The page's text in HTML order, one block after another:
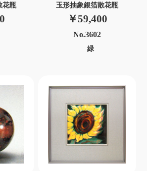
花瓶 玉形抽象銀箔散花瓶
￥59,400
No.3602
緑